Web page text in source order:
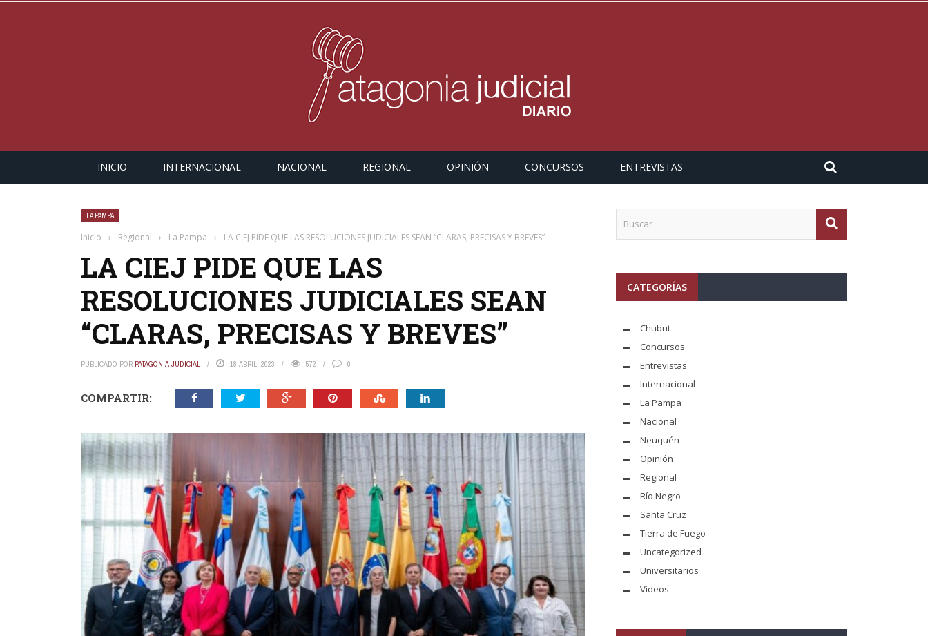
INICIO INTERNACIONAL NACIONAL REGIONAL OPINIÓN CONCURSOS ENTREVISTAS
LA PAMPA
Inicio › Regional › La Pampa › LA CIEJ PIDE QUE LAS RESOLUCIONES JUDICIALES SEAN “CLARAS, PRECISAS Y BREVES”
LA CIEJ PIDE QUE LAS
RESOLUCIONES JUDICIALES SEAN
“CLARAS, PRECISAS Y BREVES”
PUBLICADO POR PATAGONIA JUDICIAL 18 ABRIL, 2023 572 0
COMPARTIR:
CATEGORÍAS
Chubut
Concursos
Entrevistas
Internacional
La Pampa
Nacional
Neuquén
Opinión
Regional
Río Negro
Santa Cruz
Tierra de Fuego
Uncategorized
Universitarios
Videos